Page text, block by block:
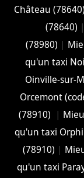
Château (78640)
(78640) |
(78980) |
qu'un taxi
Oinville-sur-
Orcemont
(78910)
|
qu'un taxi
(78910) |
qu'un taxi